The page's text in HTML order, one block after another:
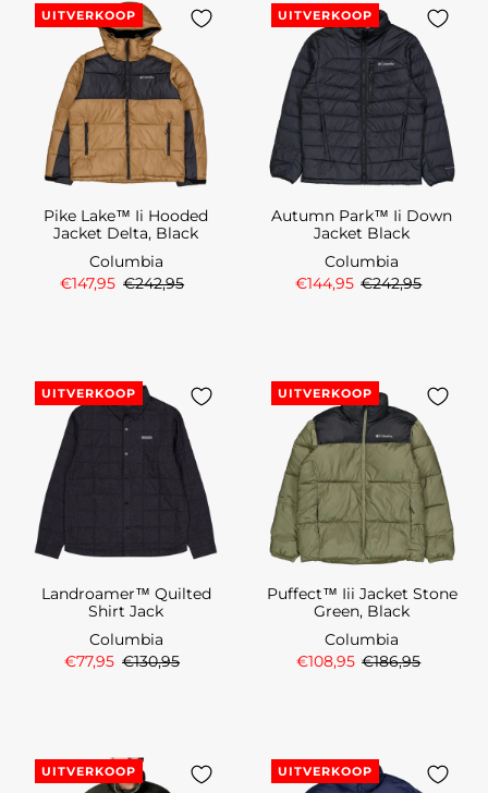
UITVERKOOP
Pike Lake™ Ii Hooded
Jacket Delta, Black
Columbia
€147,95 €242,95
UITVERKOOP
Autumn Park™ Ii Down
Jacket Black
Columbia
€144,95 €242,95
UITVERKOOP
Landroamer™ Quilted
Shirt Jack
Columbia
€77,95 €130,95
UITVERKOOP
Puffect™ Iii Jacket Stone
Green, Black
Columbia
€108,95 €186,95
UITVERKOOP UITVERKOOP